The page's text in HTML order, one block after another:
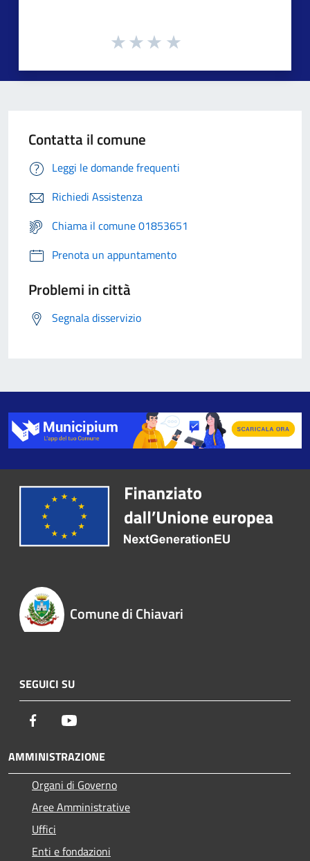
Contatta il comune
Leggi le domande frequenti
Richiedi Assistenza
Chiama il comune 01853651
Prenota un appuntamento
Problemi in città
Segnala disservizio
Comune di Chiavari
SEGUICI SU
Facebook
AMMINISTRAZIONE
Organi di Governo
Aree Amministrative
Uffici
Enti e fondazioni